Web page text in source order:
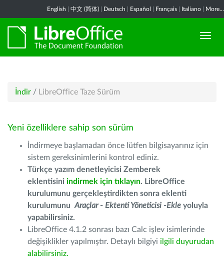
English 中文 (简体) Deutsch Español Français Italiano More...
İndir / LibreOffice Taze Sürüm
Yeni özelliklere sahip son sürüm
İndirmeye başlamadan önce lütfen bilgisayarınız için
sistem gereksinimlerini kontrol ediniz.
Türkçe yazım denetleyicisi Zemberek
eklentisini indirmek için tıklayın. LibreOffice
kurulumunu gerçekleştirdikten sonra eklenti
kurulumunu Araçlar - Ektenti Yöneticisi -Ekle yoluyla
yapabilirsiniz.
LibreOffice 4.1.2 sonrası bazı Calc işlev isimlerinde
değişiklikler yapılmıştır. Detaylı bilgiyi ilgili duyurudan
alabilirsiniz.